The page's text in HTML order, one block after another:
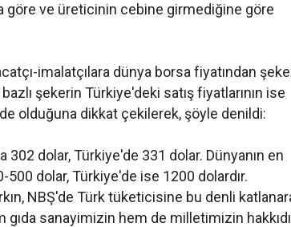
göre ve üreticinin cebine girmediğine göre
imalatçılara dünya borsa fiyatından
şekerin Türkiye'deki satış fiyatlarının ise
olduğuna dikkat çekilerek, şöyle denildi:
302 dolar, Türkiye'de 331 dolar. Dünyanın en
dolar, Türkiye'de ise 1200 dolardır.
NBŞ'de Türk tüketicisine bu denli
gıda sanayimizin hem de milletimizin